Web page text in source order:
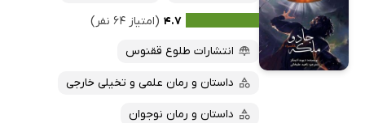
۴.۷ (امتیاز ۶۴ نفر)
انتشارات طلوع ققنوس
داستان و رمان علمی و تخیلی خارجی
داستان و رمان نوجوان